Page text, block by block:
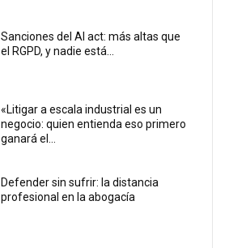
Sanciones del AI act: más altas que
el RGPD, y nadie está...
«Litigar a escala industrial es un
negocio: quien entienda eso primero
ganará el...
Defender sin sufrir: la distancia
profesional en la abogacía